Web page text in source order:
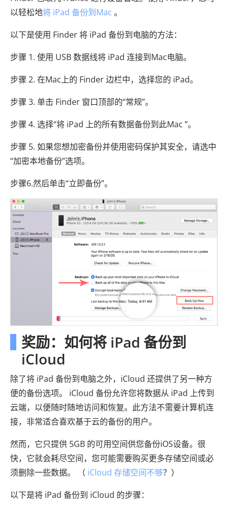
以轻松地将 iPad 备份到Mac 。
以下是使用 Finder 将 iPad 备份到电脑的方法：
步骤 1. 使用 USB 数据线将 iPad 连接到Mac电脑。
步骤 2. 在Mac上的 Finder 边栏中，选择您的 iPad。
步骤 3. 单击 Finder 窗口顶部的“常规”。
步骤 4. 选择“将 iPad 上的所有数据备份到此Mac ”。
步骤 5. 如果您想加密备份并使用密码保护其安全，请选中
“加密本地备份”选项。
步骤6.然后单击“立即备份”。
奖励：如何将 iPad 备份到
iCloud
除了将 iPad 备份到电脑之外，iCloud 还提供了另一种方
便的备份选项。 iCloud 备份允许您将数据从 iPad 上传到
云端，以便随时随地访问和恢复。此方法不需要计算机连
接，非常适合喜欢基于云的备份的用户。
然而，它只提供 5GB 的可用空间供您备份iOS设备。很
快，它就会耗尽空间，您可能需要购买更多存储空间或必
须删除一些数据。 （ iCloud 存储空间不够？）
以下是将 iPad 备份到 iCloud 的步骤：